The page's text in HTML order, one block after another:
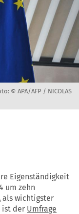
© APA/AFP / NICOLAS
Eigenständigkeit
um zehn
als wichtigster
ist der Umfrage